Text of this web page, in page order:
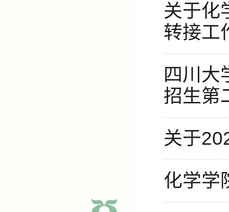
关于化
转接工
四川大
招生第
关于
化学学